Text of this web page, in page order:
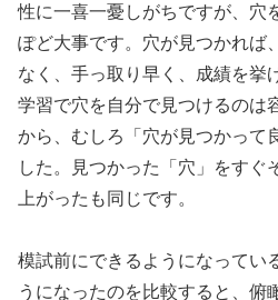
性に一喜一憂しがちですが、穴
ぽど大事です。穴が見つかれば
なく、手っ取り早く、成績を挙
学習で穴を自分で見つけるのは
から、むしろ「穴が見つかって
した。見つかった「穴」をすぐ
上がったも同じです。
模試前にできるようになってい
うになったのを比較すると、俯